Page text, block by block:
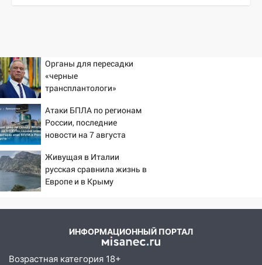
Органы для пересадки
«черные
трансплантологи»
пациентов
Атаки БПЛА по регионам
России, последние
новости на 7 августа
на склады Wildberries,
состояние пострадавших
Живущая в Италии
русская сравнила жизнь в
Европе и в Крыму
ИНФОРМАЦИОННЫЙ ПОРТАЛ
Возрастная категория 18+